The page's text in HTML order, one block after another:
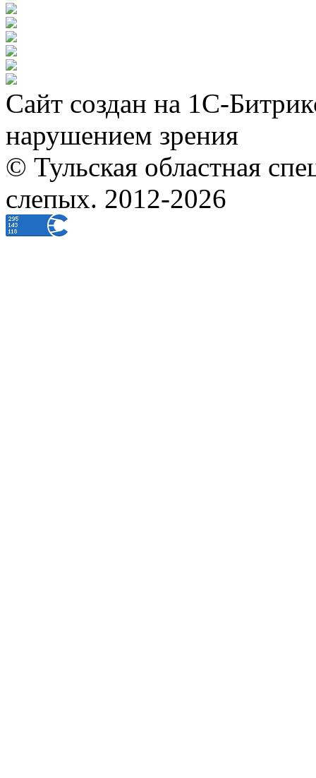
Сайт создан на 1С-
нарушением зрения
© Тульская областная
слепых. 2012-2026